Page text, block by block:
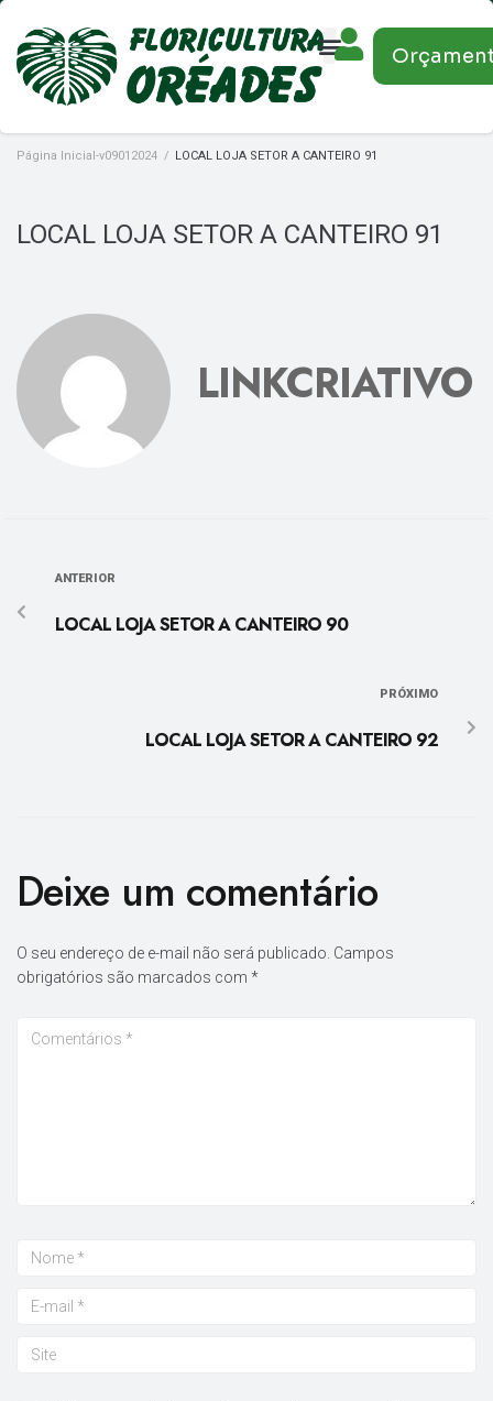
Página Inicial-v09012024 / LOCAL LOJA SETOR A CANTEIRO 91
LOCAL LOJA SETOR A CANTEIRO 91
LINKCRIATIVO
ANTERIOR
LOCAL LOJA SETOR A CANTEIRO 90
PRÓXIMO
LOCAL LOJA SETOR A CANTEIRO 92
Deixe um comentário
O seu endereço de e-mail não será publicado. Campos
obrigatórios são marcados com *